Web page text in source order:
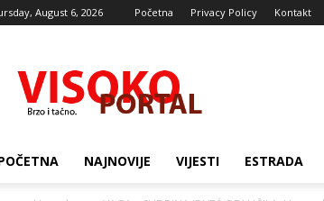
August 6, 2026 Početna Privacy Policy Kontakt
portal
NAJNOVIJE VIJESTI ESTRADA